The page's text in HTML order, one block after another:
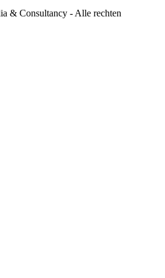
& Consultancy - Alle rechten